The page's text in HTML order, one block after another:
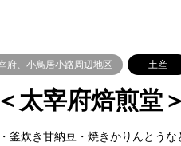
府、小鳥居小路周辺地区 土産
太宰府焙煎堂
釜炊き甘納豆・焼きかりんとう